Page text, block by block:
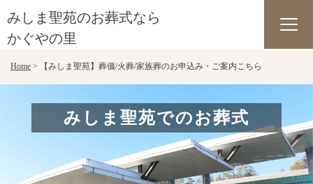
みしま聖苑のお葬式なら
かぐやの里
Home > 【みしま聖苑】葬儀/火葬/家族葬のお申込み・ご案内こちら
みしま聖苑でのお葬式